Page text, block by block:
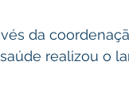
da
realizou o